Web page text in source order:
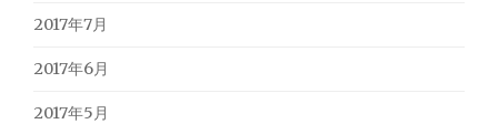
2017年7月
2017年6月
2017年5月